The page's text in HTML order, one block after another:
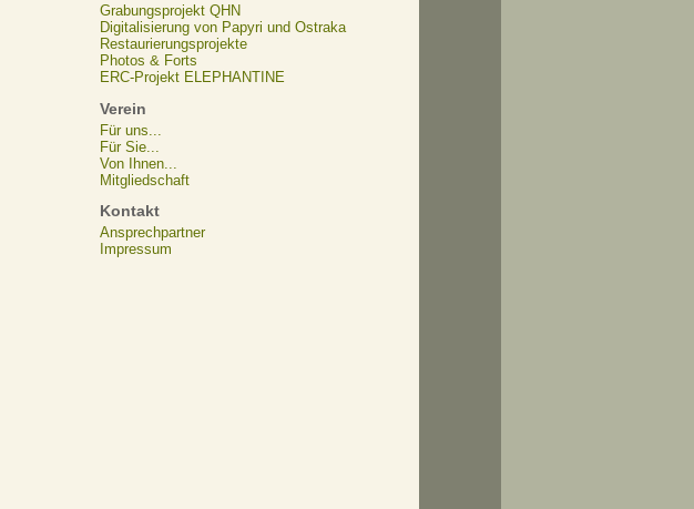
Grabungsprojekt QHN
Digitalisierung von Papyri und Ostraka
Restaurierungsprojekte
Photos & Forts
ERC-Projekt ELEPHANTINE
Verein
Für uns...
Für Sie...
Von Ihnen...
Mitgliedschaft
Kontakt
Ansprechpartner
Impressum